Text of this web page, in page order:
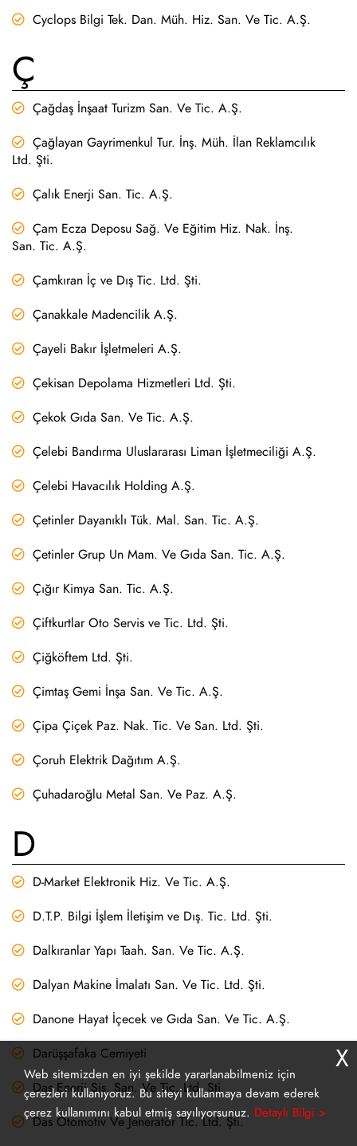
Cyclops Bilgi Tek. Dan. Müh. Hiz. San. Ve Tic. A.Ş.
Ç
Çağdaş İnşaat Turizm San. Ve Tic. A.Ş.
Çağlayan Gayrimenkul Tur. İnş. Müh. İlan Reklamcılık
Ltd. Şti.
Çalık Enerji San. Tic. A.Ş.
Çam Ecza Deposu Sağ. Ve Eğitim Hiz. Nak. İnş.
San. Tic. A.Ş.
Çamkıran İç ve Dış Tic. Ltd. Şti.
Çanakkale Madencilik A.Ş.
Çayeli Bakır İşletmeleri A.Ş.
Çekisan Depolama Hizmetleri Ltd. Şti.
Çekok Gıda San. Ve Tic. A.Ş.
Çelebi Bandırma Uluslararası Liman İşletmeciliği A.Ş.
Çelebi Havacılık Holding A.Ş.
Çetinler Dayanıklı Tük. Mal. San. Tic. A.Ş.
Çetinler Grup Un Mam. Ve Gıda San. Tic. A.Ş.
Çığır Kimya San. Tic. A.Ş.
Çiftkurtlar Oto Servis ve Tic. Ltd. Şti.
Çiğköftem Ltd. Şti.
Çimtaş Gemi İnşa San. Ve Tic. A.Ş.
Çipa Çiçek Paz. Nak. Tic. Ve San. Ltd. Şti.
Çoruh Elektrik Dağıtım A.Ş.
Çuhadaroğlu Metal San. Ve Paz. A.Ş.
D
D-Market Elektronik Hiz. Ve Tic. A.Ş.
D.T.P. Bilgi İşlem İletişim ve Dış. Tic. Ltd. Şti.
Dalkıranlar Yapı Taah. San. Ve Tic. A.Ş.
Dalyan Makine İmalatı San. Ve Tic. Ltd. Şti.
Danone Hayat İçecek ve Gıda San. Ve Tic. A.Ş.
Darüşşafaka Cemiyeti
Das Enerji Sis. San. Ve Tic. Ltd. Şti.
Das Otomotiv Ve Jeneratör Tic. Ltd. Şti.
Web sitemizden en iyi şekilde yararlanabilmeniz için
çerezleri kullanıyoruz. Bu siteyi kullanmaya devam ederek
çerez kullanımını kabul etmiş sayılıyorsunuz. Detaylı Bilgi >
X